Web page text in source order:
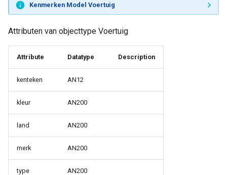
Kenmerken Model Voertuig
Attributen van objecttype Voertuig
Attribute Datatype Description
kenteken AN12
kleur AN200
land AN200
merk AN200
type AN200